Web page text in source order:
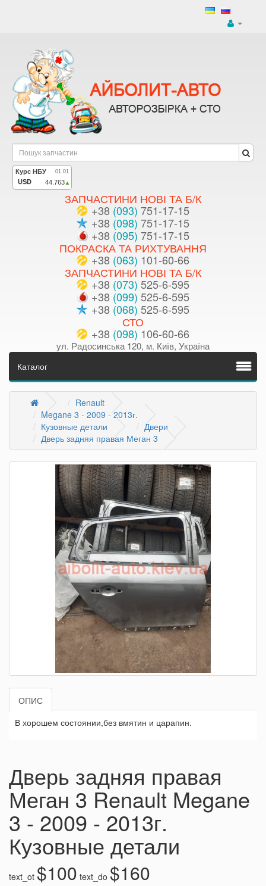
ЗАПЧАСТИНИ НОВІ ТА Б/К
+38 (093) 751-17-15
+38 (098) 751-17-15
+38 (095) 751-17-15
ПОКРАСКА ТА РИХТУВАННЯ
+38 (063) 101-60-66
ЗАПЧАСТИНИ НОВІ ТА Б/К
+38 (073) 525-6-595
+38 (099) 525-6-595
+38 (068) 525-6-595
СТО
+38 (098) 106-60-66
ул. Радосинська 120, м. Київ, Україна
Каталог
Renault
Megane 3 - 2009 - 2013г.
Кузовные детали
Двери
Дверь задняя правая Меган 3
ОПИС
В хорошем состоянии,без вмятин и царапин.
Дверь задняя правая
Меган 3 Renault Megane
3 - 2009 - 2013г.
Кузовные детали
text_ot $100 text_do $160